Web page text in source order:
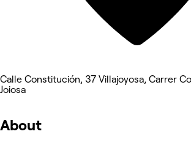
Calle Constitución, 37 Villajoyosa, Carrer
Joiosa
About